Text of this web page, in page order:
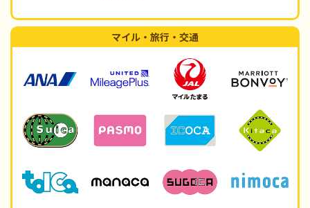
マイル・旅行・交通